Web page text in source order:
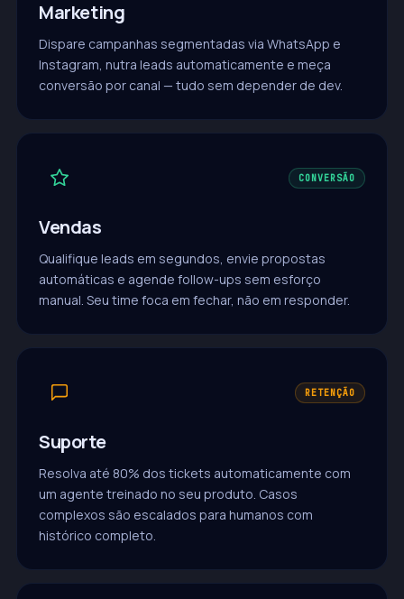
Marketing
Dispare campanhas segmentadas via WhatsApp e
Instagram, nutra leads automaticamente e meça
conversão por canal — tudo sem depender de dev.
CONVERSÃO
Vendas
Qualifique leads em segundos, envie propostas
automáticas e agende follow-ups sem esforço
manual. Seu time foca em fechar, não em responder.
RETENÇÃO
Suporte
Resolva até 80% dos tickets automaticamente com
um agente treinado no seu produto. Casos
complexos são escalados para humanos com
histórico completo.